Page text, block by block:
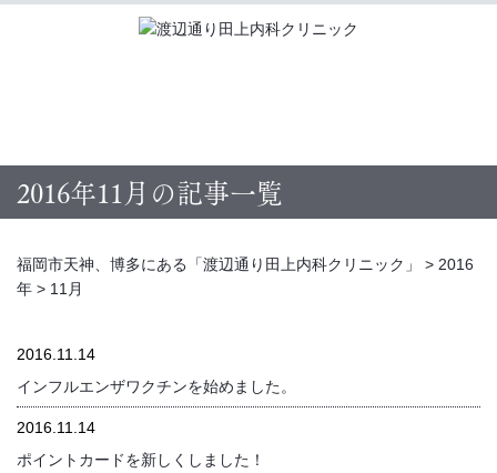
2016年11月の記事一覧
福岡市天神、博多にある「渡辺通り田上内科クリニック」 > 2016
年 > 11月
2016.11.14
インフルエンザワクチンを始めました。
2016.11.14
ポイントカードを新しくしました！